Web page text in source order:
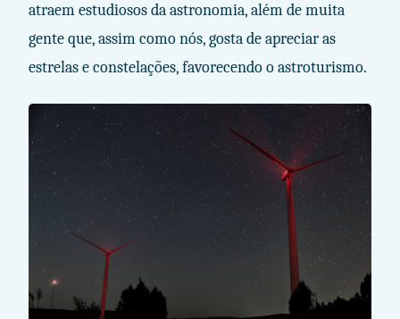
atraem estudiosos da astronomia, além de muita
gente que, assim como nós, gosta de apreciar as
estrelas e constelações, favorecendo o astroturismo.